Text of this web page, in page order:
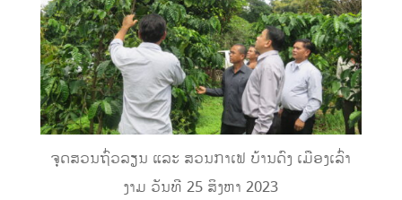
ຈຸດສວນຖົ່ວລຽນ ແລະ ສວນກາເຟ ບ້ານດົງ ເມືອງເລົ່າ
ງາມ ວັນທີ 25 ສິງຫາ 2023